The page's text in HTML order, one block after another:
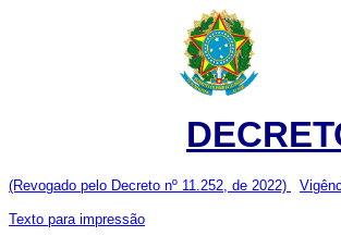
(Revogado pelo Decreto nº 11.252, de 2022)
Texto para impressão